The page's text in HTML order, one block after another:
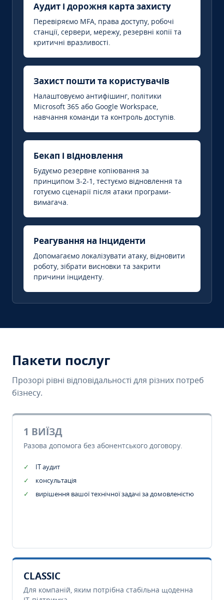
Аудит і дорожня карта захисту
Перевіряємо MFA, права доступу, робочі
станції, сервери, мережу, резервні копії та
критичні вразливості.
Захист пошти та користувачів
Налаштовуємо антифішинг, політики
Microsoft 365 або Google Workspace,
навчання команди та контроль доступів.
Бекап і відновлення
Будуємо резервне копіювання за
принципом 3-2-1, тестуємо відновлення та
готуємо сценарії після атаки програми-
вимагача.
Реагування на інциденти
Допомагаємо локалізувати атаку, відновити
роботу, зібрати висновки та закрити
причини інциденту.
Пакети послуг
Прозорі рівні відповідальності для різних потреб
бізнесу.
1 ВИЇЗД
Разова допомога без абонентського договору.
IT аудит
консультація
вирішення вашої технічної задачі за домовленістю
CLASSIC
Для компаній, яким потрібна стабільна щоденна